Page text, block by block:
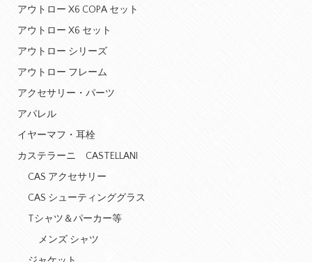
アウトロー X6 COPA セット
アウトロー X6 セット
アウトロー シリーズ
アウトロー フレーム
アクセサリー・パーツ
アパレル
イヤーマフ・耳栓
カステラーニ CASTELLANI
CAS アクセサリー
CAS シューティンググラス
Tシャツ＆パーカー等
メンズ シャツ